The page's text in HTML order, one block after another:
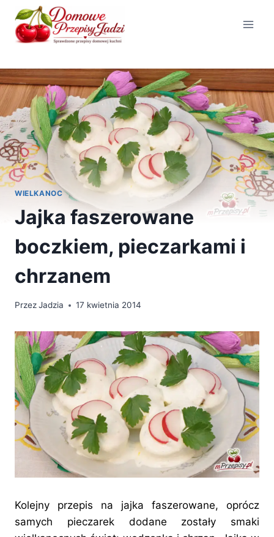
Przejdź
treści
WIELKANOC
Jajka faszerowane
boczkiem, pieczarkami i
chrzanem
PrzezJadzia 17 kwietnia 2014
Kolejny przepis na jajka faszerowane, oprócz
samych pieczarek dodane zostały smaki